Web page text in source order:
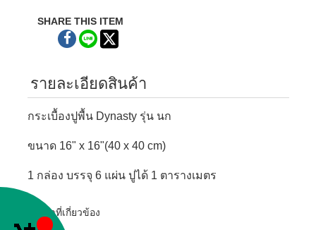
SHARE THIS ITEM
รายละเอียดสินค้า
กระเบื้องปูพื้น Dynasty รุ่น นก
ขนาด 16" x 16"(40 x 40 cm)
1 กล่อง บรรจุ 6 แผ่น ปูได้ 1 ตารางเมตร
สินค้าที่เกี่ยวข้อง